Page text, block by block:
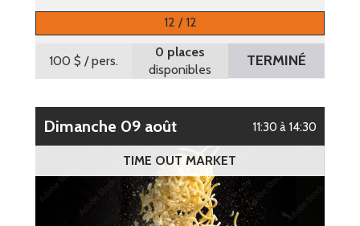
12 / 12
100 $ / pers.
0 places
disponibles
TERMINÉ
dimanche 09 août 11:30 à 14:30
TIME OUT MARKET